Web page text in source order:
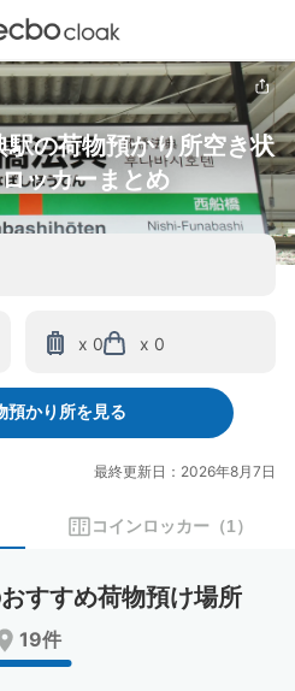
の荷物預かり所空き状
ッカーまとめ
x 0 x 0
預かり所を見る
最終更新日：2026年8月7日
コインロッカー （1）
すすめ荷物預け場所
19件